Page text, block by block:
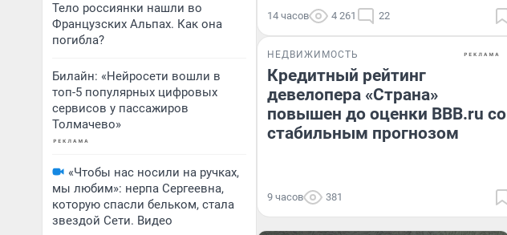
Тело россиянки нашли во
Французских Альпах. Как она
погибла?
Билайн: «Нейросети вошли в
топ-5 популярных цифровых
сервисов у пассажиров
Толмачево»
«Чтобы нас носили на ручках,
мы любим»: нерпа Сергеевна,
которую спасли бельком, стала
звездой Сети. Видео
14 часов 4 261 22
НЕДВИЖИМОСТЬ
Кредитный рейтинг
девелопера «Страна»
повышен до оценки BBB.ru со
стабильным прогнозом
9 часов 381